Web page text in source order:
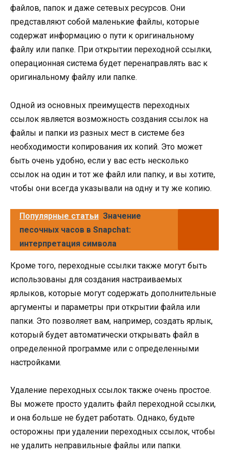
файлов, папок и даже сетевых ресурсов. Они
представляют собой маленькие файлы, которые
содержат информацию о пути к оригинальному
файлу или папке. При открытии переходной ссылки,
операционная система будет перенаправлять вас к
оригинальному файлу или папке.
Одной из основных преимуществ переходных
ссылок является возможность создания ссылок на
файлы и папки из разных мест в системе без
необходимости копирования их копий. Это может
быть очень удобно, если у вас есть несколько
ссылок на один и тот же файл или папку, и вы хотите,
чтобы они всегда указывали на одну и ту же копию.
Популярные статьи Значение
песочных часов в Snapchat:
интерпретация символа
Кроме того, переходные ссылки также могут быть
использованы для создания настраиваемых
ярлыков, которые могут содержать дополнительные
аргументы и параметры при открытии файла или
папки. Это позволяет вам, например, создать ярлык,
который будет автоматически открывать файл в
определенной программе или с определенными
настройками.
Удаление переходных ссылок также очень простое.
Вы можете просто удалить файл переходной ссылки,
и она больше не будет работать. Однако, будьте
осторожны при удалении переходных ссылок, чтобы
не удалить неправильные файлы или папки.